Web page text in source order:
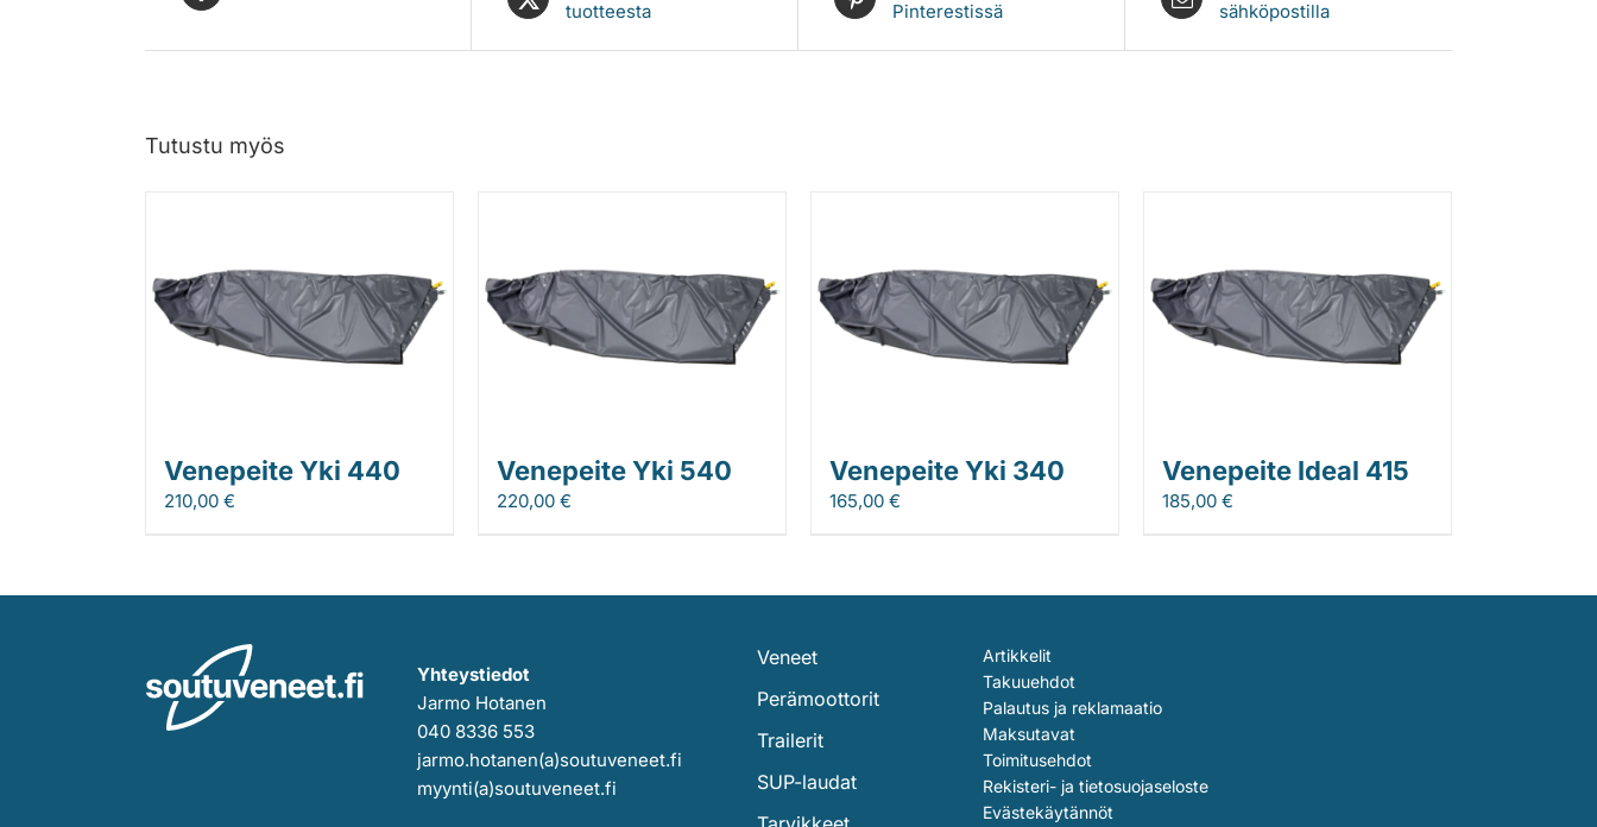
tuotteesta
Pinterestissä
sähköpostilla
Tutustu myös
Venepeite Yki 440
210,00 €
Venepeite Yki 540
220,00 €
Venepeite Yki 340
165,00 €
Venepeite Ideal 415
185,00 €
Yhteystiedot
Jarmo Hotanen
040 8336 553
jarmo.hotanen(a)soutuveneet.fi
myynti(a)soutuveneet.fi
Veneet
Perämoottorit
Trailerit
SUP-laudat
Artikkelit
Takuuehdot
Palautus ja reklamaatio
Maksutavat
Toimitusehdot
Rekisteri- ja tietosuojaseloste
Evästekäytännöt